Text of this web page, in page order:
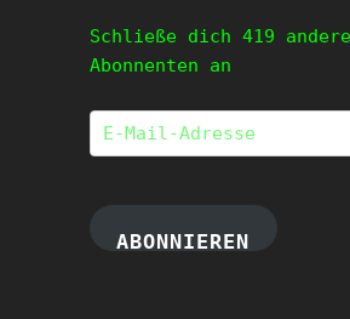
Schließe dich 419
Abonnenten an
E-
Mail-
ABONNIEREN